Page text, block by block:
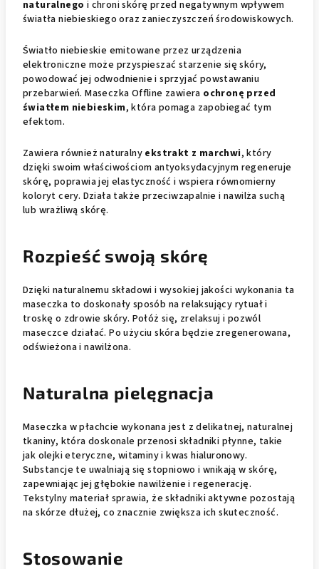
naturalnego i chroni skórę przed negatywnym wpływem
światła niebieskiego oraz zanieczyszczeń środowiskowych.
Światło niebieskie emitowane przez urządzenia
elektroniczne może przyspieszać starzenie się skóry,
powodować jej odwodnienie i sprzyjać powstawaniu
przebarwień. Maseczka Offline zawiera ochronę przed
światłem niebieskim, która pomaga zapobiegać tym
efektom.
Zawiera również naturalny ekstrakt z marchwi, który
dzięki swoim właściwościom antyoksydacyjnym regeneruje
skórę, poprawia jej elastyczność i wspiera równomierny
koloryt cery. Działa także przeciwzapalnie i nawilża suchą
lub wrażliwą skórę.
Rozpieść swoją skórę
Dzięki naturalnemu składowi i wysokiej jakości wykonania ta
maseczka to doskonały sposób na relaksujący rytuał i
troskę o zdrowie skóry. Połóż się, zrelaksuj i pozwól
maseczce działać. Po użyciu skóra będzie zregenerowana,
odświeżona i nawilżona.
Naturalna pielęgnacja
Maseczka w płachcie wykonana jest z delikatnej, naturalnej
tkaniny, która doskonale przenosi składniki płynne, takie
jak olejki eteryczne, witaminy i kwas hialuronowy.
Substancje te uwalniają się stopniowo i wnikają w skórę,
zapewniając jej głębokie nawilżenie i regenerację.
Tekstylny materiał sprawia, że składniki aktywne pozostają
na skórze dłużej, co znacznie zwiększa ich skuteczność.
Stosowanie